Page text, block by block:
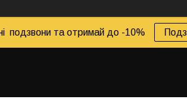
подзвони та отримай до -10%